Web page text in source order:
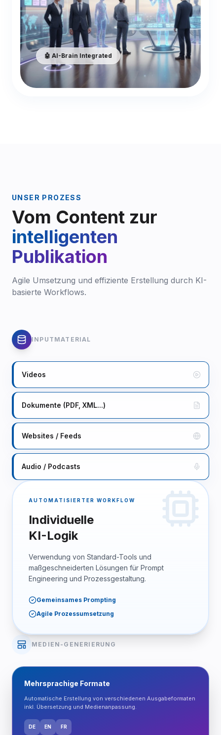
🤖 AI-Brain Integrated
UNSER PROZESS
Vom Content zur
intelligenten
Publikation
Agile Umsetzung und effiziente Erstellung durch KI-
basierte Workflows.
INPUTMATERIAL
Videos
Dokumente (PDF, XML...)
Websites / Feeds
Audio / Podcasts
AUTOMATISIERTER WORKFLOW
Individuelle
KI-Logik
Verwendung von Standard-Tools und
maßgeschneiderten Lösungen für Prompt
Engineering und Prozessgestaltung.
Gemeinsames Prompting
Agile Prozessumsetzung
MEDIEN-GENERIERUNG
Mehrsprachige Formate
Automatische Erstellung von verschiedenen Ausgabeformaten
inkl. Übersetzung und Medienanpassung.
DE EN FR